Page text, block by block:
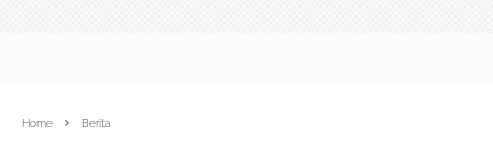
Home Berita